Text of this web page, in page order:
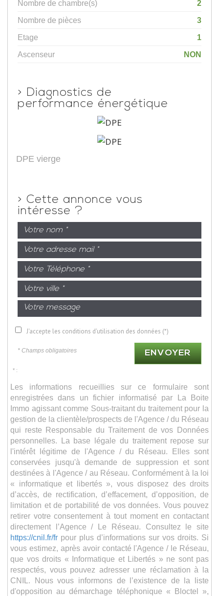
Nombre de chambre(s)
2
Nombre de pièces
3
Etage
1
Ascenseur
NON
> Diagnostics de
performance énergétique
DPE vierge
> Cette annonce vous
intéresse ?
J'accepte les conditions d'utilisation des données (*)
* Champs obligatoires ENVOYER
* :
Les informations recueillies sur ce formulaire sont
enregistrées dans un fichier informatisé par La Boite
Immo agissant comme Sous-traitant du traitement pour la
gestion de la clientèle/prospects de l'Agence / du Réseau
qui reste Responsable du Traitement de vos Données
personnelles. La base légale du traitement repose sur
l'intérêt légitime de l'Agence / du Réseau. Elles sont
conservées jusqu'à demande de suppression et sont
destinées à l'Agence / au Réseau. Conformément à la loi
« informatique et libertés », vous disposez des droits
d’accès, de rectification, d’effacement, d’opposition, de
limitation et de portabilité de vos données. Vous pouvez
retirer votre consentement à tout moment en contactant
directement l’Agence / Le Réseau. Consultez le site
https://cnil.fr/fr pour plus d’informations sur vos droits. Si
vous estimez, après avoir contacté l'Agence / le Réseau,
que vos droits « Informatique et Libertés » ne sont pas
respectés, vous pouvez adresser une réclamation à la
CNIL. Nous vous informons de l’existence de la liste
d'opposition au démarchage téléphonique « Bloctel »,